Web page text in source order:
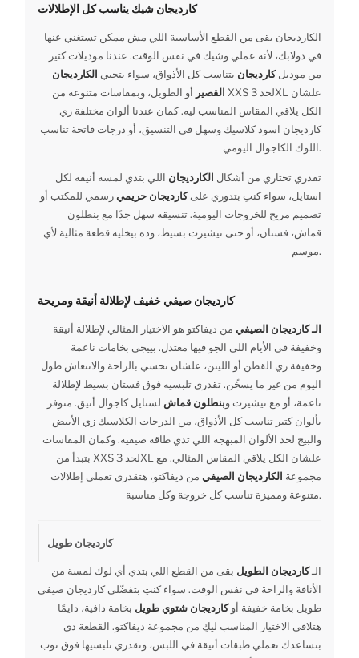
كارديجان شيك يناسب كل الإطلالات
الكارديجان بقى من القطع الأساسية اللي مش ممكن تستغني عنها
في دولابك، لأنه عملي وشيك في نفس الوقت. عندنا موديلات كتير
من موديلكارديجان بتناسب كل الأذواق، سواء بتحبي الكارديجان
القصير أو الطويل، وبمقاسات متنوعة من XXS لحد 3XL علشان
الكل يلاقي المقاس المناسب ليه. كمان عندنا ألوان مختلفة زي
كارديجان اسود كلاسيك وسهل في التنسيق، أو درجات فاتحة تناسب
اللوك الكاجوال اليومي.
تقدري تختاري من أشكال الكارديجان اللي بتدي لمسة أنيقة لكل
استايل، سواء كنتِ بتدوري علىكارديجان حريميرسمي للمكتب أو
تصميم مريح للخروجات اليومية. تنسيقه سهل جدًا مع بنطلون
قماش، فستان، أو حتى تيشيرت بسيط، وده بيخليه قطعة مثالية لأي
موسم.
كارديجان صيفي خفيف لإطلالة أنيقة ومريحة
الـ كارديجان الصيفي من ديفاكتو هو الاختيار المثالي لإطلالة أنيقة
وخفيفة في الأيام اللي الجو فيها معتدل. بييجي بخامات ناعمة
وخفيفة زي القطن أو اللينن، علشان تحسي بالراحة والانتعاش طول
اليوم من غير ما يسخّن. تقدري تلبسيه فوق فستان بسيط لإطلالة
ناعمة، أو مع تيشيرت وبنطلون قماش لستايل كاجوال أنيق. متوفر
بألوان كتير تناسب كل الأذواق، من الدرجات الكلاسيك زي الأبيض
والبيج لحد الألوان المبهجة اللي تدي طاقة صيفية. وكمان المقاسات
بتبدأ من XXS لحد 3XL علشان الكل يلاقي المقاس المثالي. مع
مجموعة الكارديجان الصيفي من ديفاكتو، هتقدري تعملي إطلالات
متنوعة ومميزة تناسب كل خروجة وكل مناسبة.
كارديجان طويل
الـكارديجان الطويل بقى من القطع اللي بتدي أي لوك لمسة من
الأناقة والراحة في نفس الوقت. سواء كنتِ بتفضّلي كارديجان صيفي
طويل بخامة خفيفة أوكارديجان شتوي طويل بخامة دافية، دايمًا
هتلاقي الاختيار المناسب ليكِ من مجموعة ديفاكتو. القطعة دي
بتساعدك تعملي طبقات أنيقة في اللبس، وتقدري تلبسيها فوق توب